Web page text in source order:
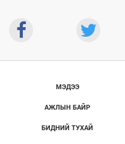
МЭДЭЭ
АЖЛЫН БАЙР
БИДНИЙ ТУХАЙ